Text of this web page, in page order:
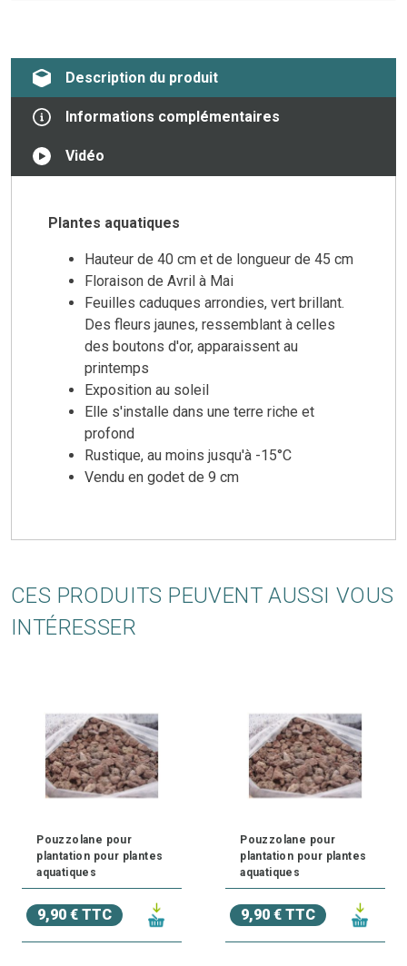
Description du produit
Informations complémentaires
Vidéo
Plantes aquatiques
Hauteur de 40 cm et de longueur de 45 cm
Floraison de Avril à Mai
Feuilles caduques arrondies, vert brillant.
Des fleurs jaunes, ressemblant à celles
des boutons d'or, apparaissent au
printemps
Exposition au soleil
Elle s'installe dans une terre riche et
profond
Rustique, au moins jusqu'à -15°C
Vendu en godet de 9 cm
CES PRODUITS PEUVENT AUSSI VOUS
INTÉRESSER
Pouzzolane pour
plantation pour plantes
aquatiques
9,90 € TTC
Pouzzolane pour
plantation pour plantes
aquatiques
9,90 € TTC